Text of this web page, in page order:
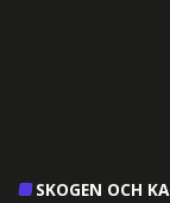
SKOGEN OCH